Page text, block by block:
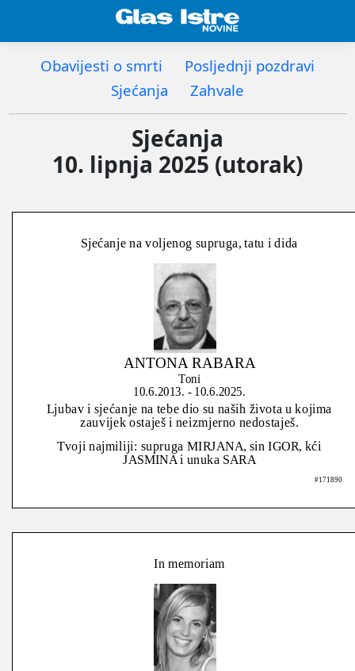
Obavijesti o smrti
Posljednji pozdravi
Sjećanja
Zahvale
Sjećanja
10. lipnja 2025 (utorak)
Sjećanje na voljenog supruga, tatu i dida
ANTONA RABARA
Toni
10.6.2013. - 10.6.2025.
Ljubav i sjećanje na tebe dio su naših života u kojima
zauvijek ostaješ i neizmjerno nedostaješ.
Tvoji najmiliji: supruga MIRJANA, sin IGOR, kći
JASMINA i unuka SARA
#171890
In memoriam